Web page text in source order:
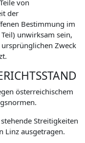
von
der
Bestimmung im
unwirksam sein,
Zweck
österreichischem
Streitigkeiten
Linz ausgetragen.